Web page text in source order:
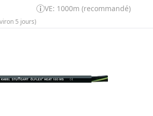
VE: 1000m (recommandé)
5 jours)